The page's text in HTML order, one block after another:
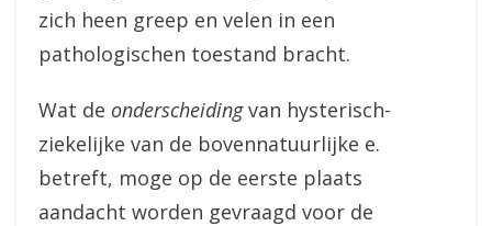
zich heen greep en velen in een
pathologischen toestand bracht.
Wat de onderscheidingvan hysterisch-
ziekelijke van de bovennatuurlijke e.
betreft, moge op de eerste plaats
aandacht worden gevraagd voor de